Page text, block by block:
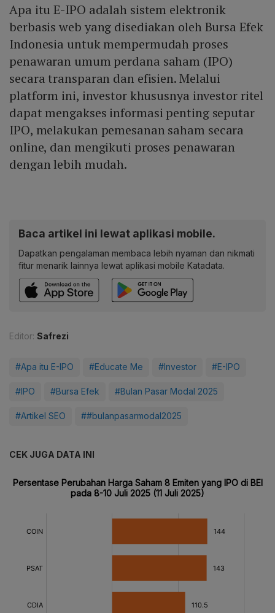
Apa itu E-IPO adalah sistem elektronik
berbasis web yang disediakan oleh Bursa Efek
Indonesia untuk mempermudah proses
penawaran umum perdana saham (IPO)
secara transparan dan efisien. Melalui
platform ini, investor khususnya investor ritel
dapat mengakses informasi penting seputar
IPO, melakukan pemesanan saham secara
online, dan mengikuti proses penawaran
dengan lebih mudah.
Baca artikel ini lewat aplikasi mobile.
Dapatkan pengalaman membaca lebih nyaman dan nikmati
fitur menarik lainnya lewat aplikasi mobile Katadata.
Editor: Safrezi
#Apa itu E-IPO #Educate Me #Investor #E-IPO
#IPO #Bursa Efek #Bulan Pasar Modal 2025
#Artikel SEO ##bulanpasarmodal2025
CEK JUGA DATA INI